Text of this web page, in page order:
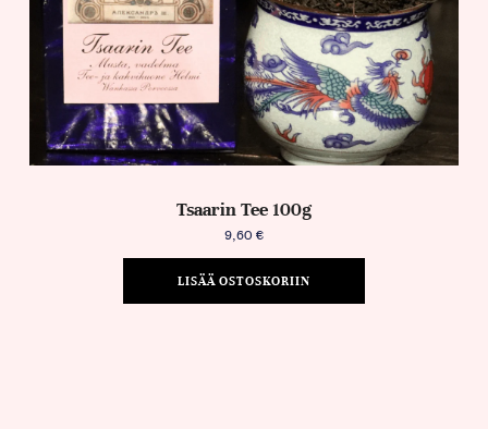
Tsaarin Tee 100g
9,60 €
LISÄÄ OSTOSKORIIN